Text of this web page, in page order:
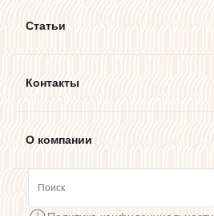
Статьи
Контакты
О компании